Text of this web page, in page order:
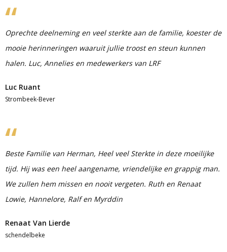
Oprechte deelneming en veel sterkte aan de familie, koester de
mooie herinneringen waaruit jullie troost en steun kunnen
halen. Luc, Annelies en medewerkers van LRF
Luc Ruant
Strombeek-Bever
Beste Familie van Herman, Heel veel Sterkte in deze moeilijke
tijd. Hij was een heel aangename, vriendelijke en grappig man.
We zullen hem missen en nooit vergeten. Ruth en Renaat
Lowie, Hannelore, Ralf en Myrddin
Renaat Van Lierde
schendelbeke